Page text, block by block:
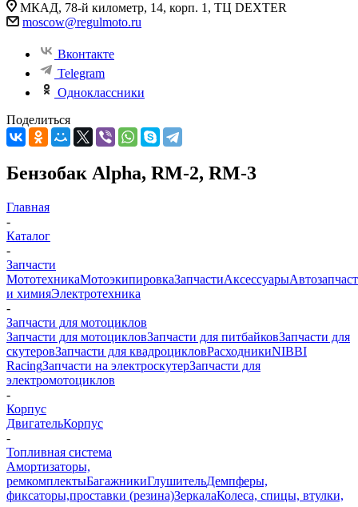
МКАД, 78-й километр, 14, корп. 1, ТЦ DEXTER
moscow@regulmoto.ru
Вконтакте
Telegram
Одноклассники
Поделиться
Бензобак Alpha, RM-2, RM-3
Главная
-
Каталог
-
Запчасти
МототехникаМотоэкипировкаЗапчастиАксессуары
и химияЭлектротехника
-
Запчасти для мотоциклов
Запчасти для мотоцикловЗапчасти для питбайковЗапчасти для
скутеровЗапчасти для квадроцикловРасходникиNIBBI
RacingЗапчасти на электроскутерЗапчасти для
электромотоциклов
-
Корпус
ДвигательКорпус
-
Топливная система
Амортизаторы,
ремкомплектыБагажникиГлушительДемпферы,
фиксаторы,проставки (резина)ЗеркалаКолеса, спицы, втулки,